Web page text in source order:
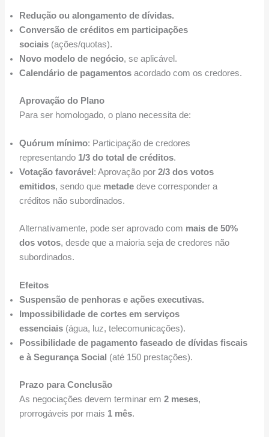
Redução ou alongamento de dívidas.
Conversão de créditos em participações
sociais(ações/quotas).
Novo modelo de negócio, se aplicável.
Calendário de pagamentosacordado com os credores.
Aprovação do Plano
Para ser homologado, o plano necessita de:
Quórum mínimo: Participação de credores
representando 1/3 do total de créditos.
Votação favorável : Aprovação por 2/3 dos votos
emitidos, sendo que metadedeve corresponder a
créditos não subordinados.
Alternativamente, pode ser aprovado com mais de 50%
dos votos, desde que a maioria seja de credores não
subordinados.
Efeitos
Suspensão de penhoras e ações executivas.
Impossibilidade de cortes em serviços
essenciais(água, luz, telecomunicações).
Possibilidade de pagamento faseado de dívidas fiscais
e à Segurança Social (até 150 prestações).
Prazo para Conclusão
As negociações devem terminar em 2 meses,
prorrogáveis por mais 1 mês.